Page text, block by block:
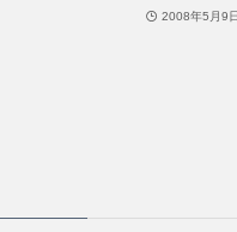
2008年5月9日